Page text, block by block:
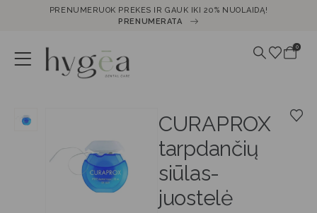
PRENUMERUOK PREKES IR GAUK IKI 20% NUOLAIDĄ!
PRENUMERATA
0
CURAPROX
tarpdančių
siūlas-
juostelė